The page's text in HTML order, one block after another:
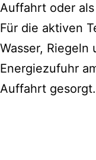
Auffahrt oder
Für die aktiven
Wasser,
Energiezufuhr
Auffahrt gesorgt.